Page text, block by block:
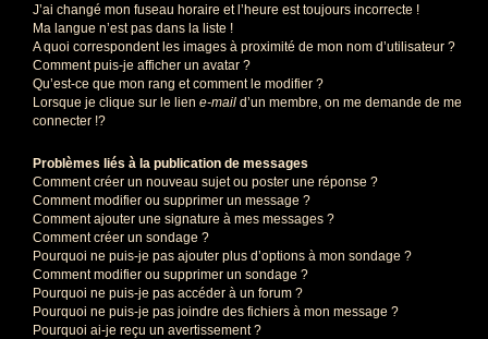
J’ai changé mon fuseau horaire et l’heure est toujours incorrecte !
Ma langue n’est pas dans la liste !
A quoi correspondent les images à proximité de mon nom d’utilisateur ?
Comment puis-je afficher un avatar ?
Qu’est-ce que mon rang et comment le modifier ?
Lorsque je clique sur le lien e-mail d’un membre, on me demande de me
connecter !?
Problèmes liés à la publication de messages
Comment créer un nouveau sujet ou poster une réponse ?
Comment modifier ou supprimer un message ?
Comment ajouter une signature à mes messages ?
Comment créer un sondage ?
Pourquoi ne puis-je pas ajouter plus d’options à mon sondage ?
Comment modifier ou supprimer un sondage ?
Pourquoi ne puis-je pas accéder à un forum ?
Pourquoi ne puis-je pas joindre des fichiers à mon message ?
Pourquoi ai-je reçu un avertissement ?